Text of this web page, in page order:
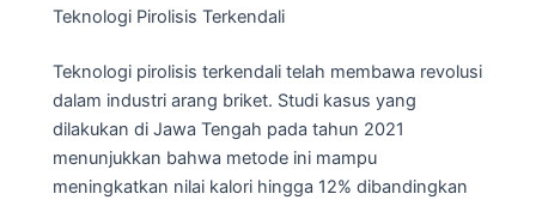
Teknologi Pirolisis Terkendali
Teknologi pirolisis terkendali telah membawa revolusi
dalam industri arang briket. Studi kasus yang
dilakukan di Jawa Tengah pada tahun 2021
menunjukkan bahwa metode ini mampu
meningkatkan nilai kalori hingga 12% dibandingkan